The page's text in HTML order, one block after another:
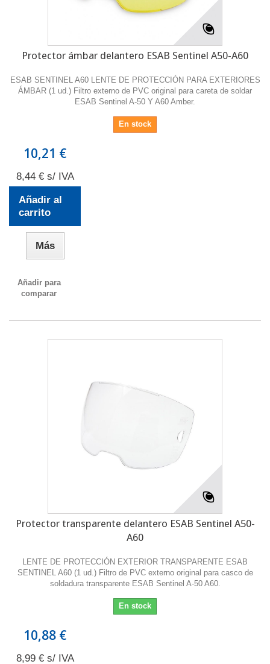
Protector ámbar delantero ESAB Sentinel A50-A60
ESAB SENTINEL A60 LENTE DE PROTECCIÓN PARA EXTERIORES
ÁMBAR (1 ud.) Filtro externo de PVC original para careta de soldar
ESAB Sentinel A-50 Y A60 Amber.
En stock
10,21 €
8,44 € s/ IVA
Añadir al
carrito
Más
Añadir para
comparar
Protector transparente delantero ESAB Sentinel A50-
A60
LENTE DE PROTECCIÓN EXTERIOR TRANSPARENTE ESAB
SENTINEL A60 (1 ud.) Filtro de PVC externo original para casco de
soldadura transparente ESAB Sentinel A-50 A60.
En stock
10,88 €
8,99 € s/ IVA